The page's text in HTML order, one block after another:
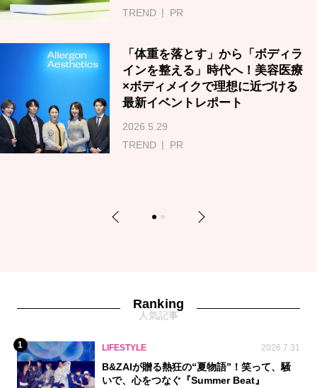
TREND
PR
「体重を落とす」から「ボディラ
インを整える」時代へ！美容医療
×ボディメイクで理想に近づける
最新イベントレポート
2026.5.29
TREND
PR
Previous 1 2 Next
Ranking
人気記事
1 LIFESTYLE 2026.7.31
B&ZAIが贈る熱狂の“夏物語”！笑って、騒
いで、心をつなぐ『Summer Beat』